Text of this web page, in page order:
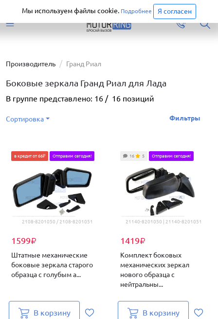
Перейти
Производитель Гранд Риал
Боковые зеркала Гранд Риал для Лада
В группе представлено: 16 / 16 позиций
Сортировка Фильтры
2108-8201050 / 2108-8201051
1599₽
в кредит от 66₽ Отправим сегодня!
Штатные механические
боковые зеркала старого
образца с голубым а...
В корзину
21140-8201050 | 21140-8201051
1419₽
16 5 Отправим сегодня!
Комплект боковых
механических зеркал
нового образца с
нейтральны...
В корзину
Мы используем файлы cookie. Подробнее Я согласен